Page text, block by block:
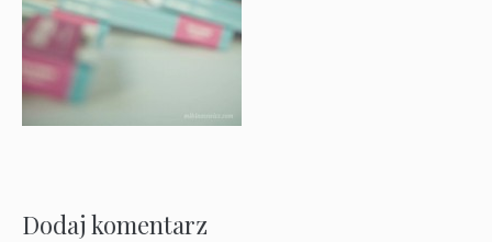
Dodaj komentarz